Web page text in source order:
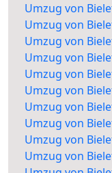
Umzug von
Umzug von
Umzug von
Umzug von
Umzug von
Umzug von
Umzug von
Umzug von
Umzug von
Umzug von